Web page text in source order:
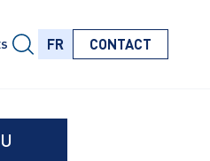
FR
FR
CONTACT